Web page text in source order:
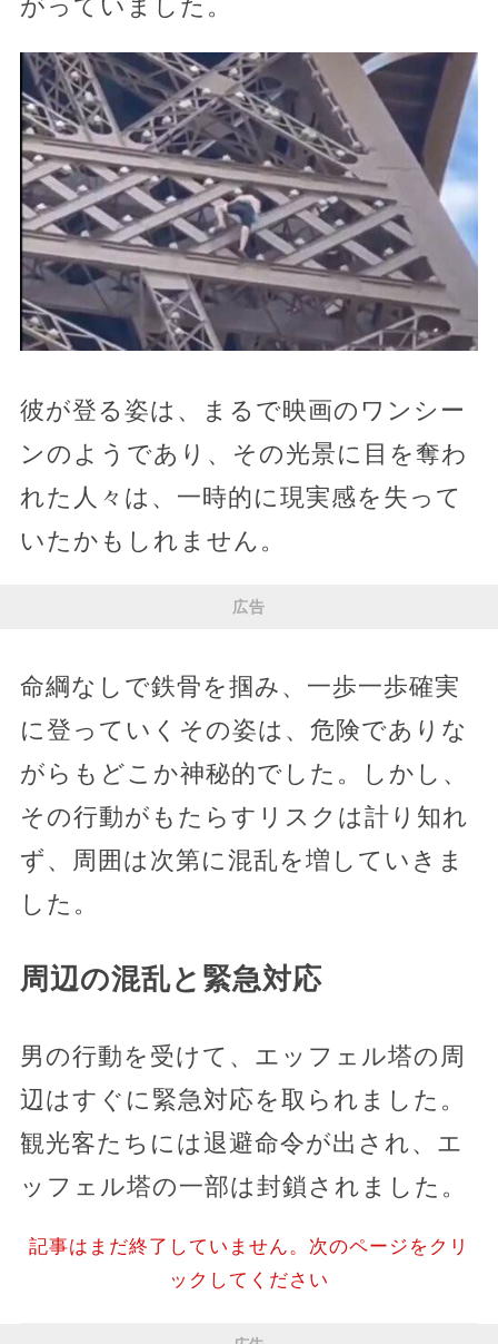
がっていました。
彼が登る姿は、まるで映画のワンシー
ンのようであり、その光景に目を奪わ
れた人々は、一時的に現実感を失って
いたかもしれません。
広告
命綱なしで鉄骨を掴み、一歩一歩確実
に登っていくその姿は、危険でありな
がらもどこか神秘的でした。しかし、
その行動がもたらすリスクは計り知れ
ず、周囲は次第に混乱を増していきま
した。
周辺の混乱と緊急対応
男の行動を受けて、エッフェル塔の周
辺はすぐに緊急対応を取られました。
観光客たちには退避命令が出され、エ
ッフェル塔の一部は封鎖されました。
記事はまだ終了していません。次のページをクリ
ックしてください